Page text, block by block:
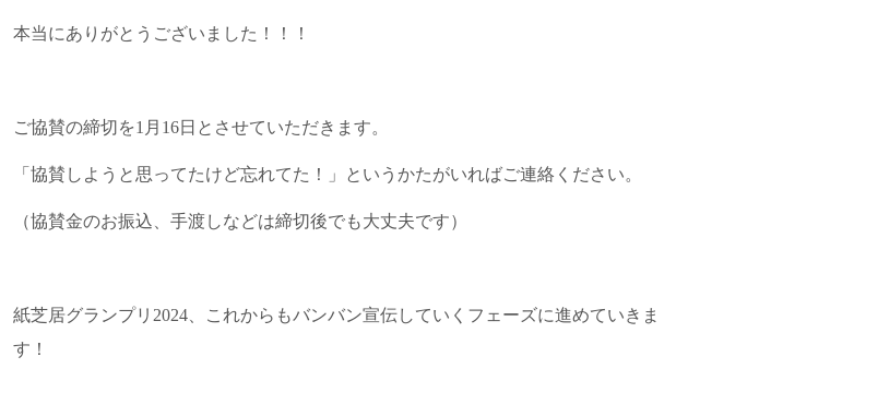
本当にありがとうございました！！！
ご協賛の締切を1月16日とさせていただきます。
「協賛しようと思ってたけど忘れてた！」というかたがいればご連絡ください。
（協賛金のお振込、手渡しなどは締切後でも大丈夫です）
紙芝居グランプリ2024、これからもバンバン宣伝していくフェーズに進めていきま
す！